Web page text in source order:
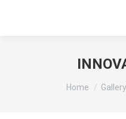
You are here:
Home Gallery